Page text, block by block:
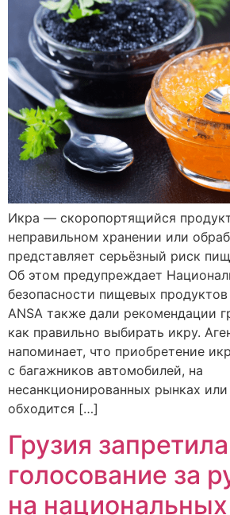
Икра — скоропортящийся
неправильном хранении или
представляет серьёзный риск
Об этом предупреждает
безопасности пищевых
ANSA также дали рекомендации
как правильно выбирать икру.
напоминает, что приобретение
с багажников автомобилей, на
несанкционированных рынках или
обходится […]
Грузия запретила
голосование за
на